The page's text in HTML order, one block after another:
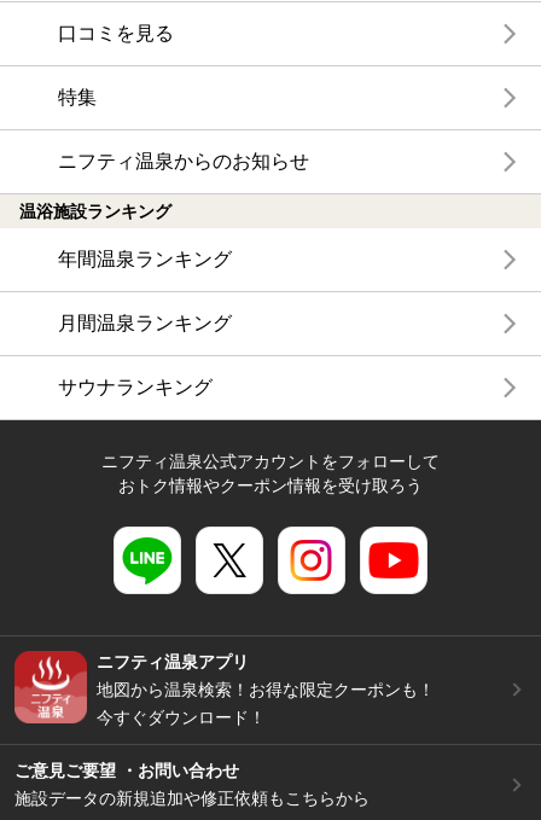
口コミを見る
特集
ニフティ温泉からのお知らせ
温浴施設ランキング
年間温泉ランキング
月間温泉ランキング
サウナランキング
ニフティ温泉公式アカウントをフォローして
おトク情報やクーポン情報を受け取ろう
ニフティ温泉アプリ
地図から温泉検索！お得な限定クーポンも！
今すぐダウンロード！
ご意見ご要望 ・お問い合わせ
施設データの新規追加や修正依頼もこちらから